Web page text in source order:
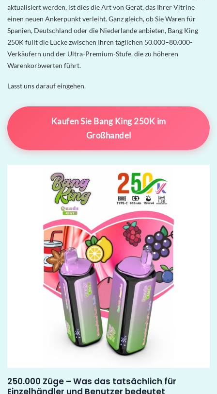
aktualisiert werden, ist dies die Art von Gerät, das Ihrer Vitrine
einen neuen Ankerpunkt verleiht. Ganz gleich, ob Sie Waren für
Spanien, Deutschland oder die Niederlande anbieten, Bang King
250K füllt die Lücke zwischen Ihren täglichen 50.000–80.000-
Verkäufern und der Ultra-Premium-Stufe, die zu höheren
Warenkorbwerten führt.
Lasst uns darauf eingehen.
Kaufen Sie Bang King 250K im
Großhandel
250.000 Züge – Was das tatsächlich für